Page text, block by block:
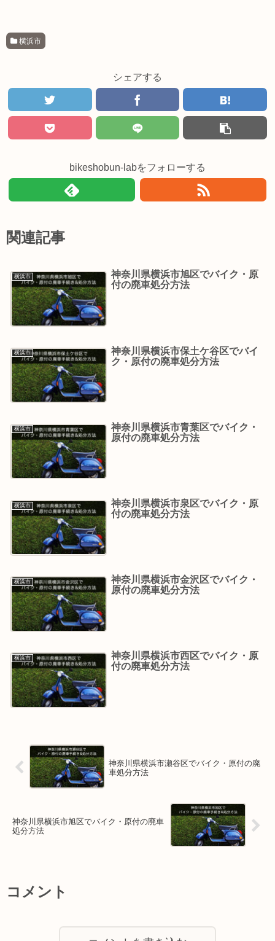
横浜市
シェアする
bikeshobun-labをフォローする
関連記事
横浜市
神奈川県横浜市旭区でバイク・原
付の廃車処分方法
横浜市
神奈川県横浜市保土ケ谷区でバイ
ク・原付の廃車処分方法
横浜市
神奈川県横浜市青葉区でバイク・
原付の廃車処分方法
横浜市
神奈川県横浜市泉区でバイク・原
付の廃車処分方法
横浜市
神奈川県横浜市金沢区でバイク・
原付の廃車処分方法
横浜市
神奈川県横浜市西区でバイク・原
付の廃車処分方法
神奈川県横浜市瀬谷区でバイク・原付の廃
車処分方法
神奈川県横浜市旭区でバイク・原付の廃車
処分方法
コメント